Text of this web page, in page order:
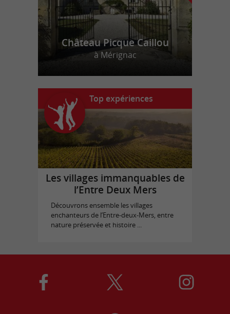
Château Picque Caillou
à Mérignac
Top expériences
Les villages immanquables de
l’Entre Deux Mers
Découvrons ensemble les villages
enchanteurs de l’Entre-deux-Mers, entre
nature préservée et histoire ...